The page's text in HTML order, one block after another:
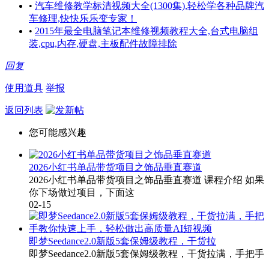
• 汽车维修教学标清视频大全(1300集),轻松学各种品牌汽
车修理,快快乐乐变专家！
• 2015年最全电脑笔记本维修视频教程大全,台式电脑组
装,cpu,内存,硬盘,主板配件故障排除
回复
使用道具 举报
返回列表
您可能感兴趣
2026小红书单品带货项目之饰品垂直赛道
2026小红书单品带货项目之饰品垂直赛道 课程介绍 如果
你下场做过项目，下面这
02-15
即梦Seedance2.0新版5套保姆级教程，干货拉
即梦Seedance2.0新版5套保姆级教程，干货拉满，手把手